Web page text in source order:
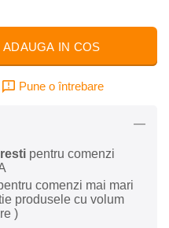
ADAUGA IN COS
Pune o întrebare
pentru comenzi
comenzi mai mari
produsele cu volum
)